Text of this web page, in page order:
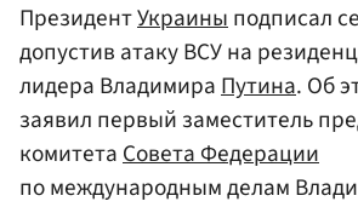
ПрезидентУкраиныподписал
допустив атаку ВСУ на
лидера ВладимираПутина. Об
заявил первый заместитель
комитетаСовета Федерации
по международным делам